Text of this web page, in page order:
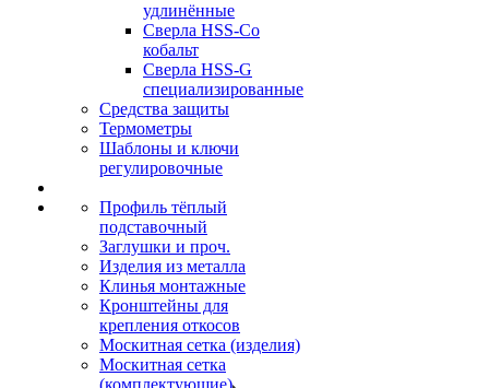
удлинённые
Сверла HSS-Co
кобальт
Сверла HSS-G
специализированные
Средства защиты
Термометры
Шаблоны и ключи
регулировочные
Профиль тёплый
подставочный
Заглушки и проч.
Изделия из металла
Клинья монтажные
Кронштейны для
крепления откосов
Москитная сетка (изделия)
Москитная сетка
(комплектующие)